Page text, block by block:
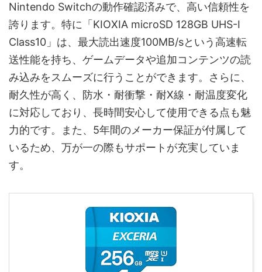
Nintendo Switchの動作確認済みで、高い信頼性を
誇ります。特に「KIOXIA microSD 128GB UHS-I
Class10」は、最大読出速度100MB/sという高速転
送性能を持ち、ゲームデータや追加コンテンツの読
み込みをスムーズに行うことができます。さらに、
耐久性が高く、防水・耐衝撃・耐X線・耐温度変化
に対応しており、長時間安心して使用できる点も魅
力的です。また、5年間のメーカー保証が付属して
いるため、万が一の際もサポートが充実していま
す。